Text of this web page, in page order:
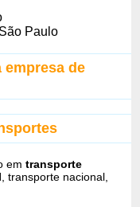
Paulo
empresa de
emtransporte
, transporte nacional,